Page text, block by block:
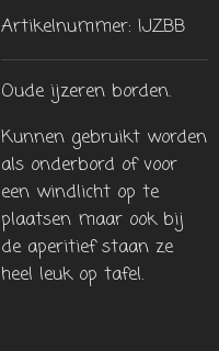
Artikelnummer: IJZBB
Oude ijzeren borden.
Kunnen gebruikt worden
als onderbord of voor
een windlicht op te
plaatsen maar ook bij
de aperitief staan ze
heel leuk op tafel.